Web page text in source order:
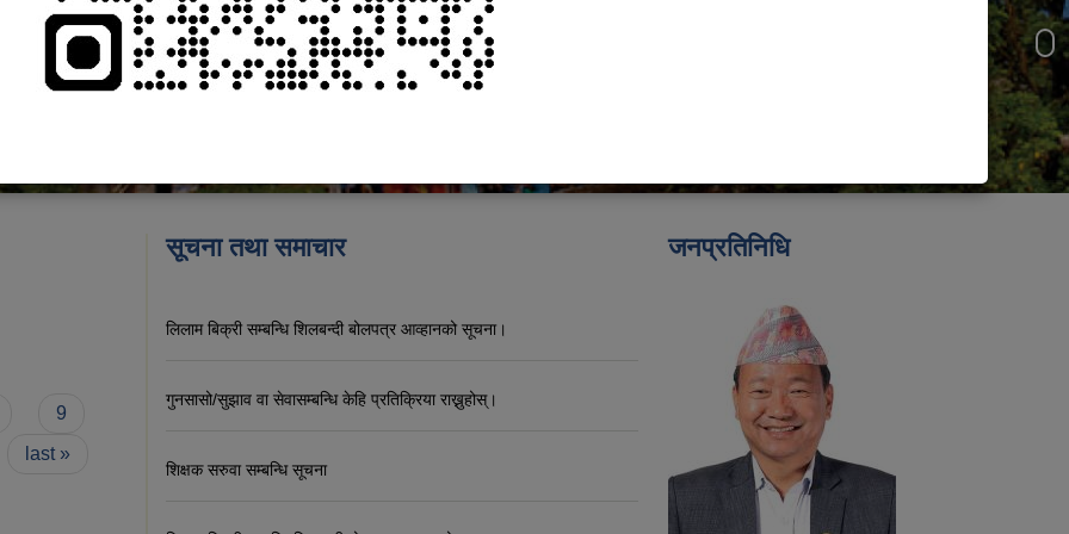
9
last »
सूचना तथा समाचार
लिलाम बिक्री सम्बन्धि शिलबन्दी बोलपत्र आव्हानको सूचना।
गुनसासो/सुझाव वा सेवासम्बन्धि केहि प्रतिक्रिया राख्नुहोस्।
शिक्षक सरुवा सम्बन्धि सूचना
जनप्रतिनिधि